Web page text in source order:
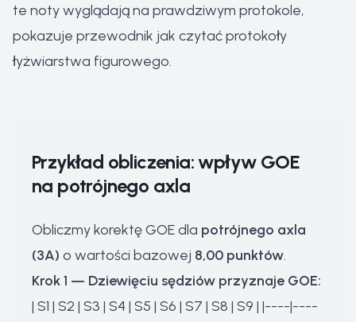
te noty wyglądają na prawdziwym protokole,
pokazuje przewodnik jak czytać protokoły
łyżwiarstwa figurowego.
Przykład obliczenia: wpływ GOE
na potrójnego axla
Obliczmy korektę GOE dla potrójnego axla
(3A) o wartości bazowej 8,00 punktów.
Krok 1 — Dziewięciu sędziów przyznaje GOE:
| S1 | S2 | S3 | S4 | S5 | S6 | S7 | S8 | S9 | |----|----